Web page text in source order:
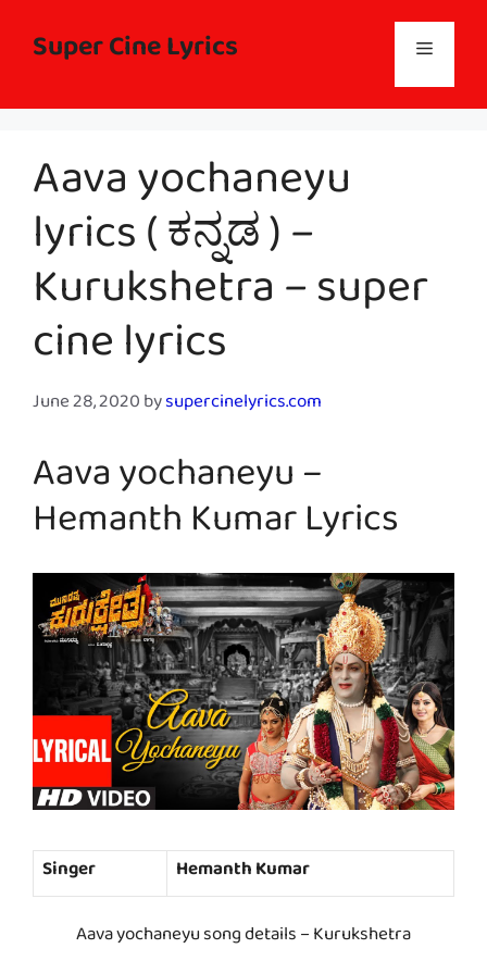
contentSuper Cine Lyrics Menu
Aava yochaneyu
lyrics ( ಕನ್ನಡ ) –
Kurukshetra – super
cine lyrics
June 28, 2020bysupercinelyrics.com
Aava yochaneyu –
Hemanth Kumar Lyrics
Singer
Hemanth Kumar
Aava yochaneyu song details – Kurukshetra